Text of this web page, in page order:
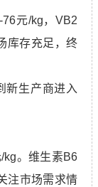
元/kg，VB2
库存充足，终
新生产商进入
kg。维生素B6
注市场需求情